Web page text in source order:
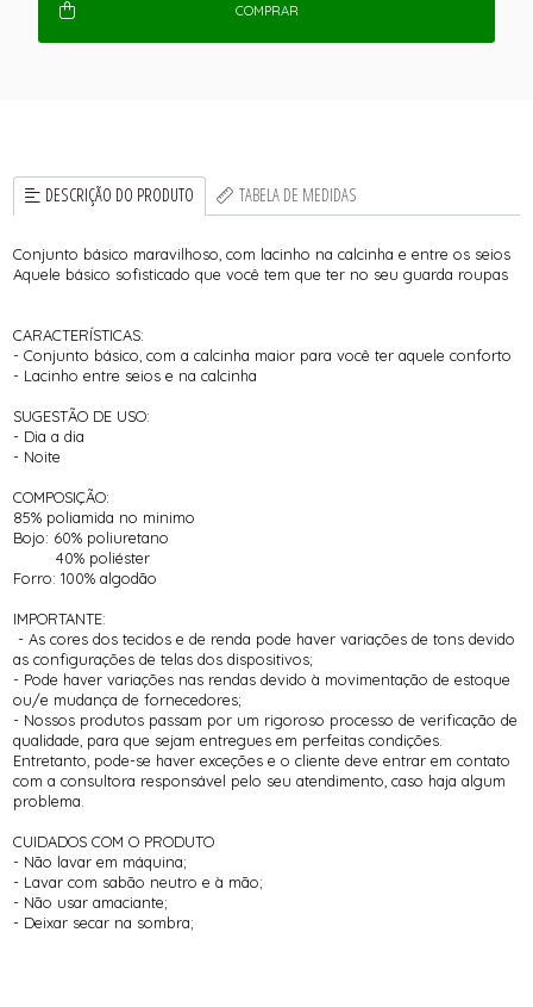
COMPRAR
DESCRIÇÃO DO PRODUTO TABELA DE MEDIDAS
Conjunto básico maravilhoso, com lacinho na calcinha e entre os seios
Aquele básico sofisticado que você tem que ter no seu guarda roupas
CARACTERÍSTICAS:
- Conjunto básico, com a calcinha maior para você ter aquele conforto
- Lacinho entre seios e na calcinha
SUGESTÃO DE USO:
- Dia a dia
- Noite
COMPOSIÇÃO:
85% poliamida no minimo
Bojo: 60% poliuretano
40% poliéster
Forro: 100% algodão
IMPORTANTE:
- As cores dos tecidos e de renda pode haver variações de tons devido
as configurações de telas dos dispositivos;
- Pode haver variações nas rendas devido à movimentação de estoque
ou/e mudança de fornecedores;
- Nossos produtos passam por um rigoroso processo de verificação de
qualidade, para que sejam entregues em perfeitas condições.
Entretanto, pode-se haver exceções e o cliente deve entrar em contato
com a consultora responsável pelo seu atendimento, caso haja algum
problema.
CUIDADOS COM O PRODUTO
- Não lavar em máquina;
- Lavar com sabão neutro e à mão;
- Não usar amaciante;
- Deixar secar na sombra;